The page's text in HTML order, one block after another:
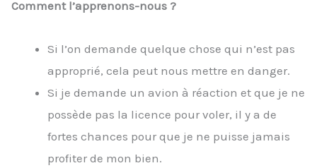
Comment l’apprenons-nous ?
Si l’on demande quelque chose qui n’est pas
approprié, cela peut nous mettre en danger.
Si je demande un avion à réaction et que je ne
possède pas la licence pour voler, il y a de
fortes chances pour que je ne puisse jamais
profiter de mon bien.